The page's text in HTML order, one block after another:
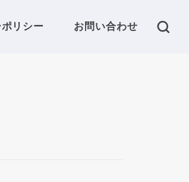
リシー お問い合わせ